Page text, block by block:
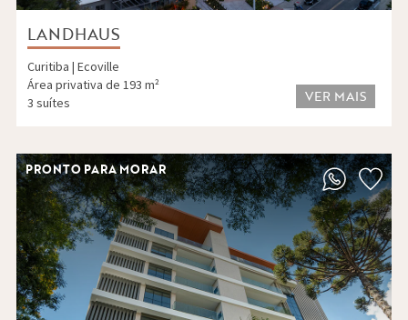
LANDHAUS
Curitiba | Ecoville
Área privativa de 193 m²
3 suítes
VER MAIS
PRONTO PARA MORAR